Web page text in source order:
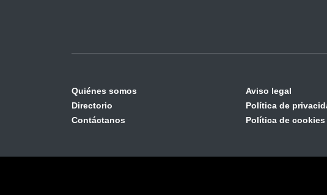
Quiénes somos
Directorio
Contáctanos
Aviso legal
Política de
Política de cookies